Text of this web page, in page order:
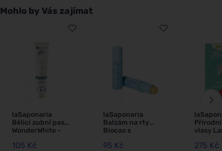
Mohlo by Vás zajímat
laSaponaria
Bělicí zubní pasta
WonderWhite -
uhlí BIO (75 ml)
105 Kč
laSaponaria
Balzám na rty
Biocao s
hyaluronovou
95 Kč
vlasy
BIO
lískový
275 Kč